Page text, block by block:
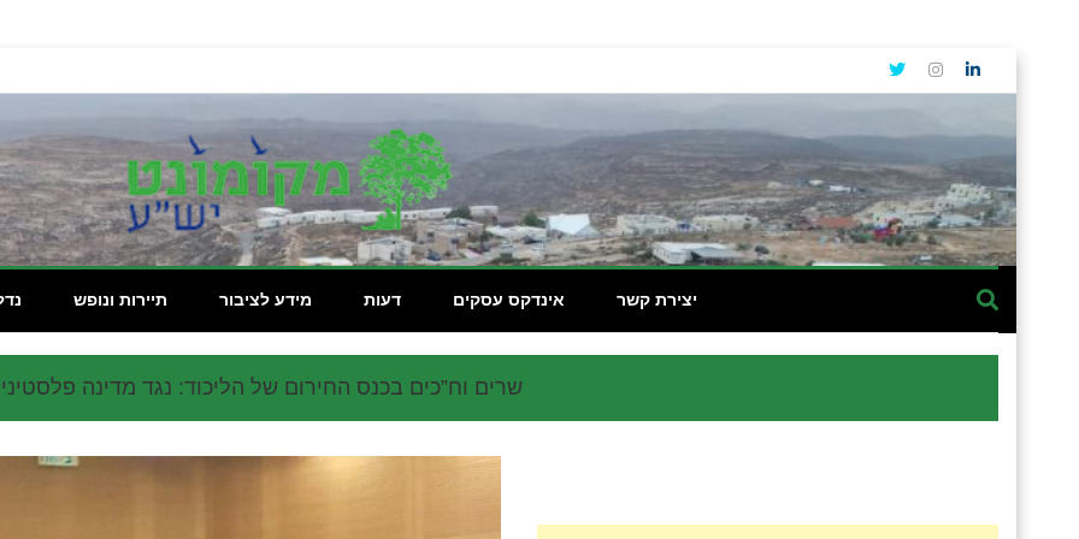
תיירות ונופש מידע לציבור דעות אינדקס עסקים יצירת קשר
שרים וח”כים בכנס החירום של הליכוד: נגד מדינה